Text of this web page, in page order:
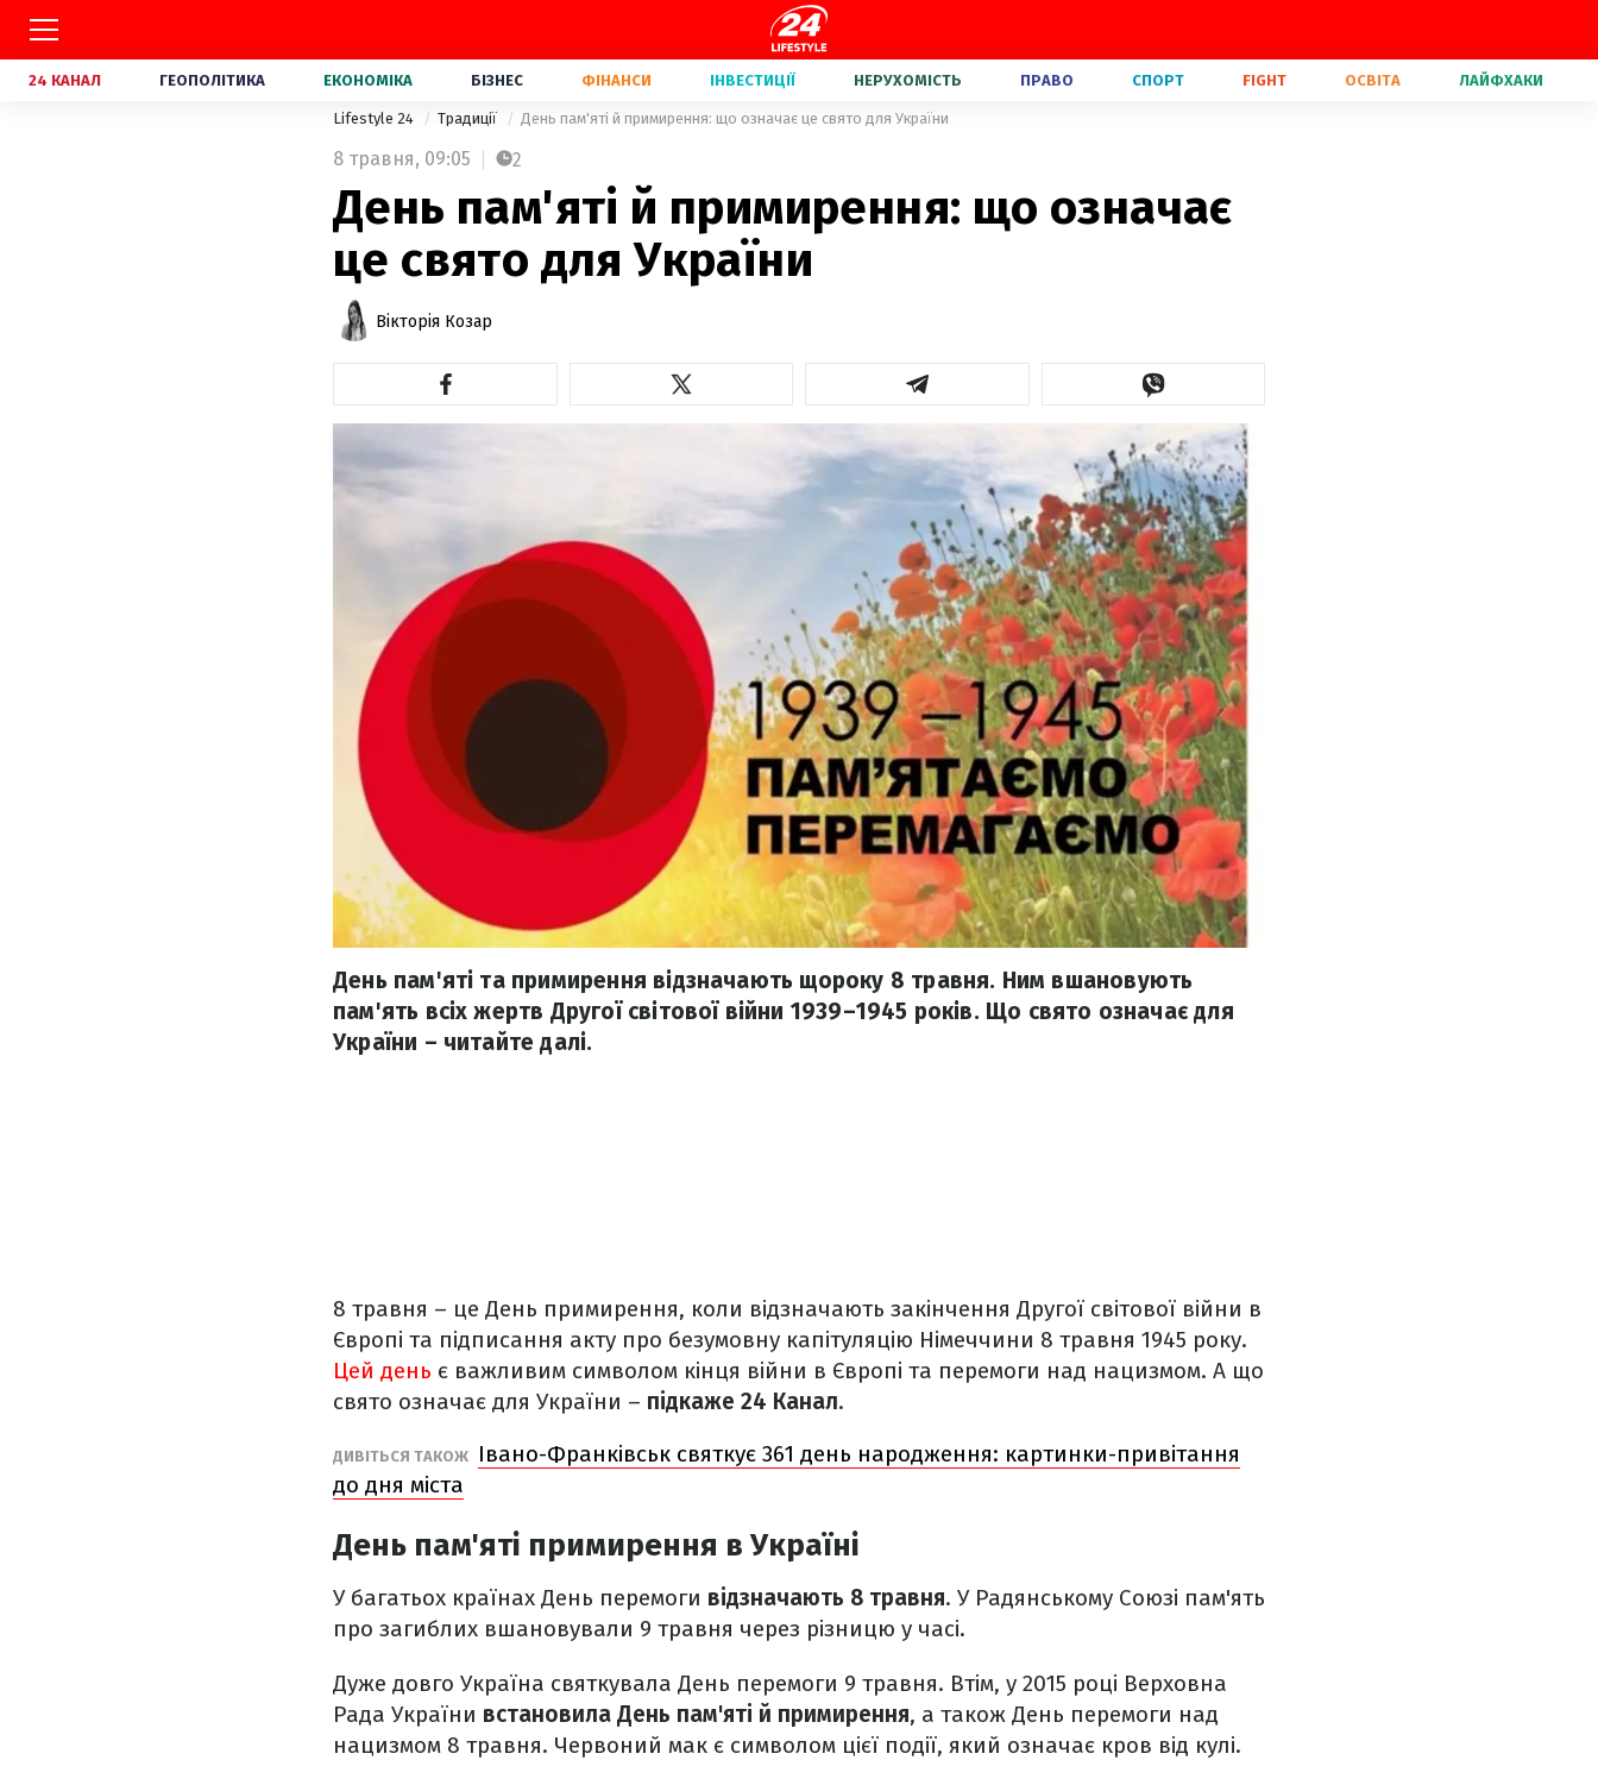
24 КАНАЛ ГЕОПОЛІТИКА ЕКОНОМІКА БІЗНЕС ФІНАНСИ ІНВЕСТИЦІЇ НЕРУХОМІСТЬ ПРАВО СПОРТ FIGHT ОСВІТА ЛАЙФХАКИ
Lifestyle 24 Традиції День пам'яті й примирення: що означає це свято для України
8 травня, 09:05 2
День пам'яті й примирення: що означає
це свято для України
Вікторія Козар
День пам'яті та примирення відзначають щороку 8 травня. Ним вшановують
пам'ять всіх жертв Другої світової війни 1939–1945 років. Що свято означає для
України – читайте далі.
8 травня – це День примирення, коли відзначають закінчення Другої світової війни в
Європі та підписання акту про безумовну капітуляцію Німеччини 8 травня 1945 року.
Цей день є важливим символом кінця війни в Європі та перемоги над нацизмом. А що
свято означає для України – підкаже 24 Канал.
ДИВІТЬСЯ ТАКОЖ
Івано-Франківськ святкує 361 день народження: картинки-привітання
до дня міста
День пам'яті примирення в Україні
У багатьох країнах День перемоги відзначають 8 травня. У Радянському Союзі пам'ять
про загиблих вшановували 9 травня через різницю у часі.
Дуже довго Україна святкувала День перемоги 9 травня. Втім, у 2015 році Верховна
Рада України встановила День пам'яті й примирення, а також День перемоги над
нацизмом 8 травня. Червоний мак є символом цієї події, який означає кров від кулі.